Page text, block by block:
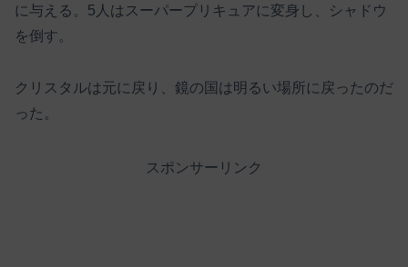
に与える。5人はスーパープリキュアに変身し、シャドウ
を倒す。
クリスタルは元に戻り、鏡の国は明るい場所に戻ったのだ
った。
スポンサーリンク